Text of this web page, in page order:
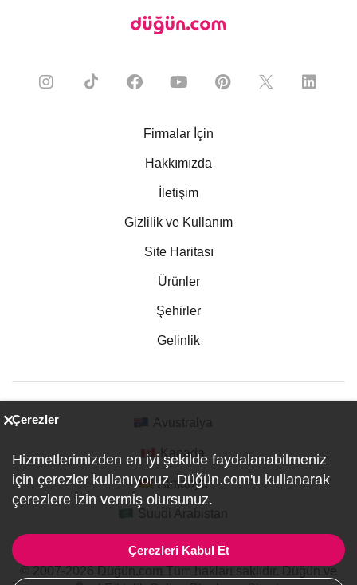
Firmalar İçin
Hakkımızda
İletişim
Gizlilik ve Kullanım
Site Haritası
Ürünler
Şehirler
Gelinlik
Kanada
Almanya
Çerezler
Hizmetlerimizden en iyi şekilde faydalanabilmeniz
için çerezler kullanıyoruz. Düğün.com'u kullanarak
çerezlere izin vermiş olursunuz.
Çerezleri Kabul Et